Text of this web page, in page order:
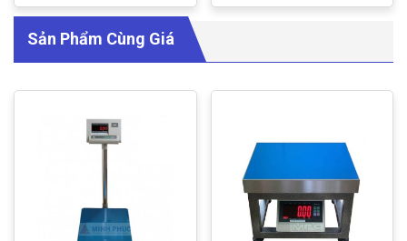
Sản Phẩm Cùng Giá